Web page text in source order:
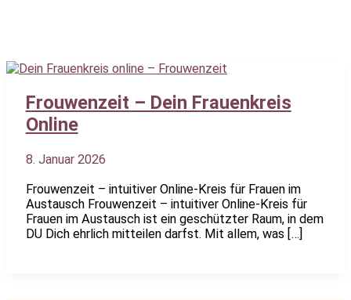
Frouwenzeit – Dein Frauenkreis
Online
8. Januar 2026
Frouwenzeit – intuitiver Online-Kreis für Frauen im
Austausch Frouwenzeit – intuitiver Online-Kreis für
Frauen im Austausch ist ein geschützter Raum, in dem
DU Dich ehrlich mitteilen darfst. Mit allem, was […]